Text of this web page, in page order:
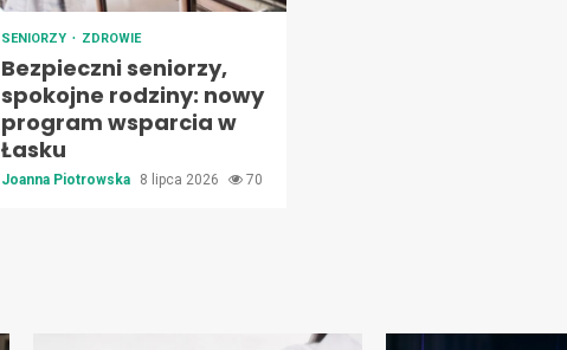
SENIORZY ZDROWIE
Bezpieczni seniorzy,
spokojne rodziny: nowy
program wsparcia w
Łasku
Joanna Piotrowska 8 lipca 2026 70